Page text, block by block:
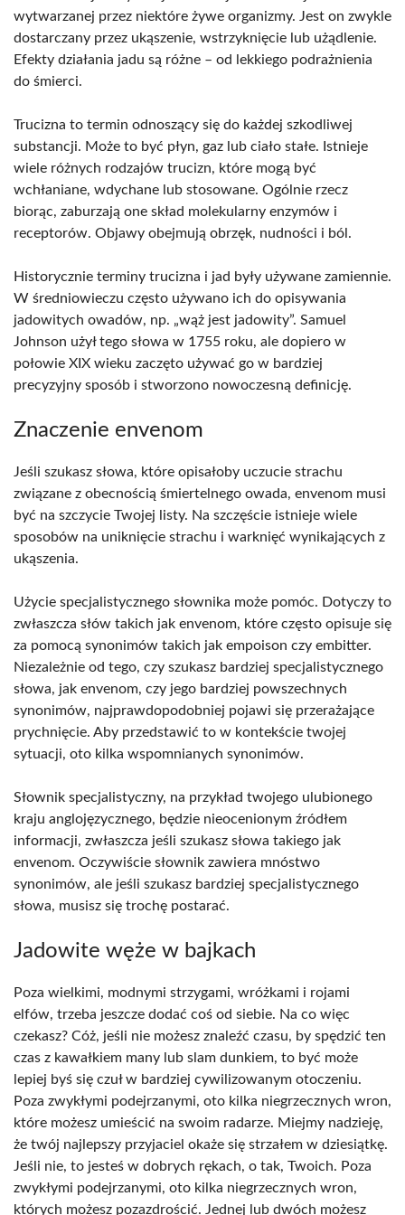
wytwarzanej przez niektóre żywe organizmy. Jest on zwykle
dostarczany przez ukąszenie, wstrzyknięcie lub użądlenie.
Efekty działania jadu są różne – od lekkiego podrażnienia
do śmierci.
Trucizna to termin odnoszący się do każdej szkodliwej
substancji. Może to być płyn, gaz lub ciało stałe. Istnieje
wiele różnych rodzajów trucizn, które mogą być
wchłaniane, wdychane lub stosowane. Ogólnie rzecz
biorąc, zaburzają one skład molekularny enzymów i
receptorów. Objawy obejmują obrzęk, nudności i ból.
Historycznie terminy trucizna i jad były używane zamiennie.
W średniowieczu często używano ich do opisywania
jadowitych owadów, np. „wąż jest jadowity”. Samuel
Johnson użył tego słowa w 1755 roku, ale dopiero w
połowie XIX wieku zaczęto używać go w bardziej
precyzyjny sposób i stworzono nowoczesną definicję.
Znaczenie envenom
Jeśli szukasz słowa, które opisałoby uczucie strachu
związane z obecnością śmiertelnego owada, envenom musi
być na szczycie Twojej listy. Na szczęście istnieje wiele
sposobów na uniknięcie strachu i warknięć wynikających z
ukąszenia.
Użycie specjalistycznego słownika może pomóc. Dotyczy to
zwłaszcza słów takich jak envenom, które często opisuje się
za pomocą synonimów takich jak empoison czy embitter.
Niezależnie od tego, czy szukasz bardziej specjalistycznego
słowa, jak envenom, czy jego bardziej powszechnych
synonimów, najprawdopodobniej pojawi się przerażające
prychnięcie. Aby przedstawić to w kontekście twojej
sytuacji, oto kilka wspomnianych synonimów.
Słownik specjalistyczny, na przykład twojego ulubionego
kraju anglojęzycznego, będzie nieocenionym źródłem
informacji, zwłaszcza jeśli szukasz słowa takiego jak
envenom. Oczywiście słownik zawiera mnóstwo
synonimów, ale jeśli szukasz bardziej specjalistycznego
słowa, musisz się trochę postarać.
Jadowite węże w bajkach
Poza wielkimi, modnymi strzygami, wróżkami i rojami
elfów, trzeba jeszcze dodać coś od siebie. Na co więc
czekasz? Cóż, jeśli nie możesz znaleźć czasu, by spędzić ten
czas z kawałkiem many lub slam dunkiem, to być może
lepiej byś się czuł w bardziej cywilizowanym otoczeniu.
Poza zwykłymi podejrzanymi, oto kilka niegrzecznych wron,
które możesz umieścić na swoim radarze. Miejmy nadzieję,
że twój najlepszy przyjaciel okaże się strzałem w dziesiątkę.
Jeśli nie, to jesteś w dobrych rękach, o tak, Twoich. Poza
zwykłymi podejrzanymi, oto kilka niegrzecznych wron,
których możesz pozazdrościć. Jednej lub dwóch możesz